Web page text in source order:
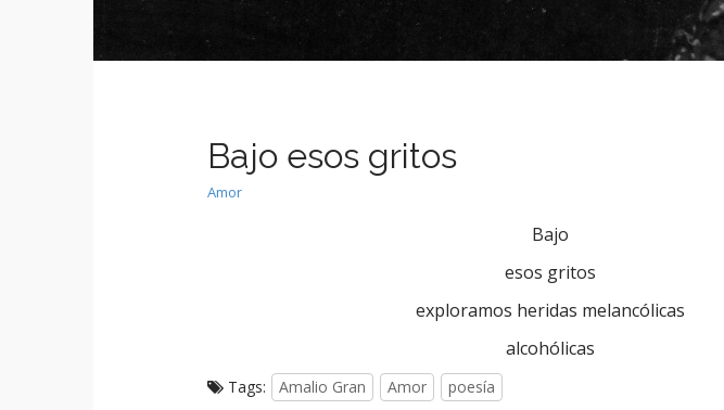
n
Bajo esos gritos
Amor
Bajo
esos gritos
exploramos heridas melancólicas
alcohólicas
Tags: Amalio Gran Amor poesía